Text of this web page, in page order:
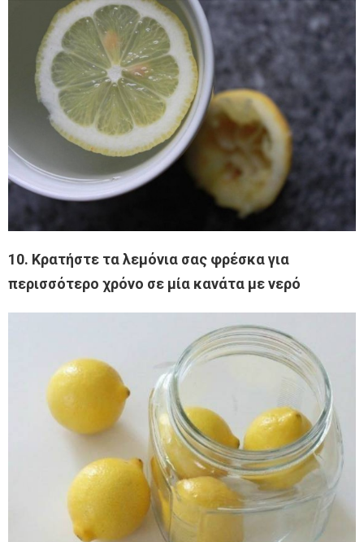
10. Κρατήστε τα λεμόνια σας φρέσκα για
περισσότερο χρόνο σε μία κανάτα με νερό